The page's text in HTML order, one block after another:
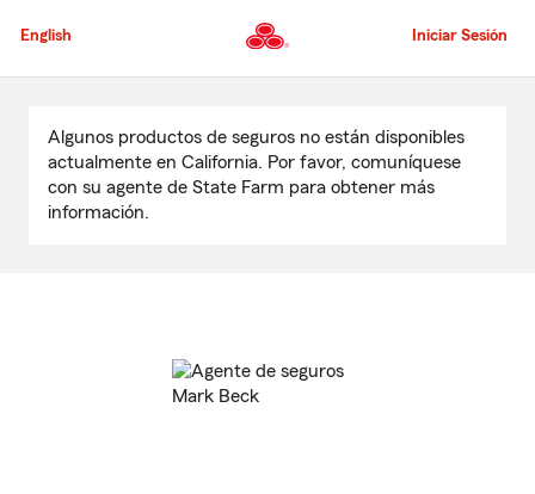
al
principal
English Iniciar Sesión
contenido
principal
Algunos productos de seguros no están disponibles
actualmente en California. Por favor, comuníquese
con su agente de State Farm para obtener más
información.